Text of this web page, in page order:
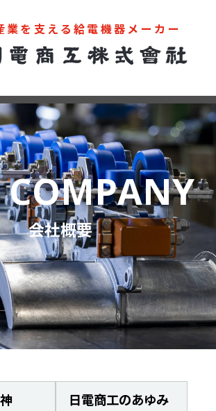
業を支える給電機器メーカー
カタログ
COMPANY
会社概要
日電商工のあゆみ